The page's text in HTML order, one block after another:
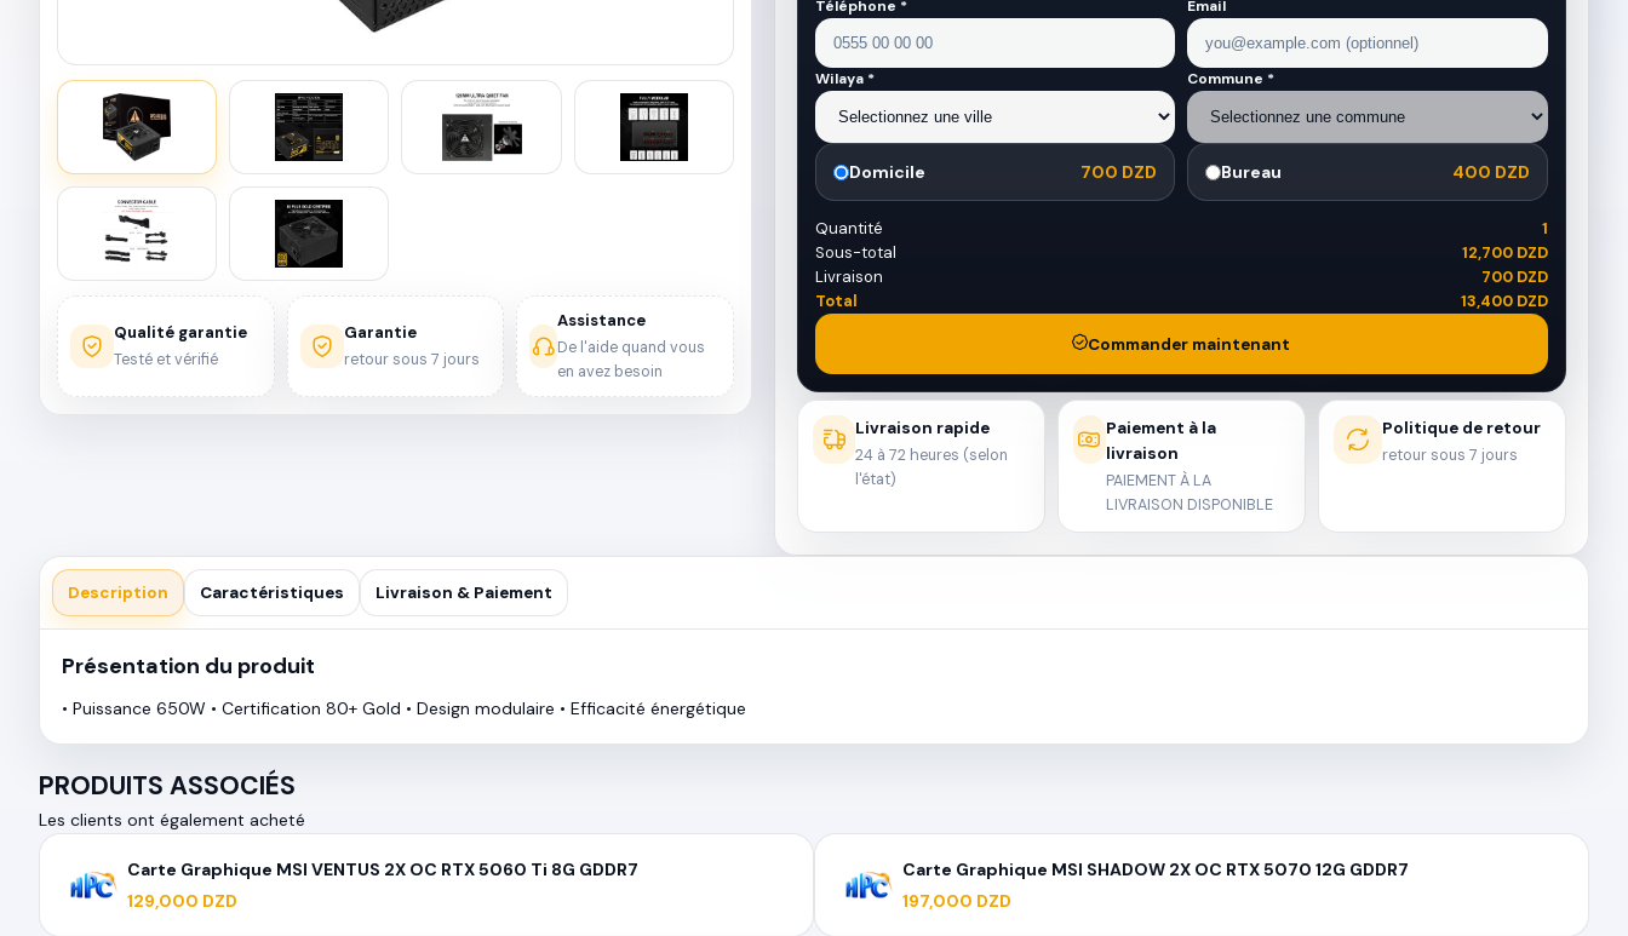
Qualité garantie
Testé et vérifié
Garantie
retour sous 7 jours
Assistance
De l'aide quand vous
en avez besoin
Téléphone * Email
Wilaya * Commune *
Domicile 700 DZD Bureau 400 DZD
Quantité
1
Sous-total
12,700 DZD
Livraison
700 DZD
Total
13,400 DZD
Commander maintenant
Livraison rapide
24 à 72 heures (selon
l'état)
Paiement à la
livraison
PAIEMENT À LA
LIVRAISON DISPONIBLE
Politique de retour
retour sous 7 jours
Description Caractéristiques Livraison & Paiement
Présentation du produit
• Puissance 650W • Certification 80+ Gold • Design modulaire • Efficacité énergétique
PRODUITS ASSOCIÉS
Les clients ont également acheté
Carte Graphique MSI VENTUS 2X OC RTX 5060 Ti 8G GDDR7
129,000 DZD
Carte Graphique MSI SHADOW 2X OC RTX 5070 12G GDDR7
197,000 DZD